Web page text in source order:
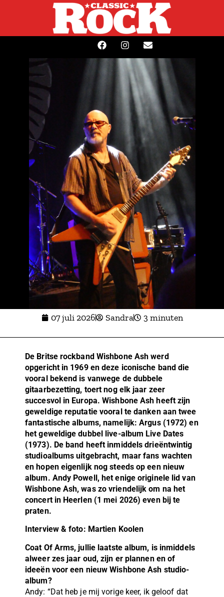
07 juli 2026 Sandra 3 minuten
De Britse rockband Wishbone Ash werd
opgericht in 1969 en deze iconische band die
vooral bekend is vanwege de dubbele
gitaarbezetting, toert nog elk jaar zeer
succesvol in Europa. Wishbone Ash heeft zijn
geweldige reputatie vooral te danken aan twee
fantastische albums, namelijk: Argus (1972) en
het geweldige dubbel live-album Live Dates
(1973). De band heeft inmiddels drieëntwintig
studioalbums uitgebracht, maar fans wachten
en hopen eigenlijk nog steeds op een nieuw
album. Andy Powell, het enige originele lid van
Wishbone Ash, was zo vriendelijk om na het
concert in Heerlen (1 mei 2026) even bij te
praten.
Interview & foto: Martien Koolen
Coat Of Arms, jullie laatste album, is inmiddels
alweer zes jaar oud, zijn er plannen en of
ideeën voor een nieuw Wishbone Ash studio-
album?
Andy: “Dat heb je mij vorige keer, ik geloof dat